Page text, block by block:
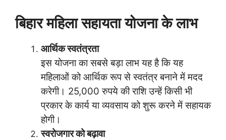
बिहार महिला सहायता योजना के लाभ
आर्थिक स्वतंत्रता
इस योजना का सबसे बड़ा लाभ यह है कि यह
महिलाओं को आर्थिक रूप से स्वतंत्र बनाने में मदद
करेगी। 25,000 रुपये की राशि उन्हें किसी भी
प्रकार के कार्य या व्यवसाय को शुरू करने में सहायक
होगी।
स्वरोजगार को बढ़ावा